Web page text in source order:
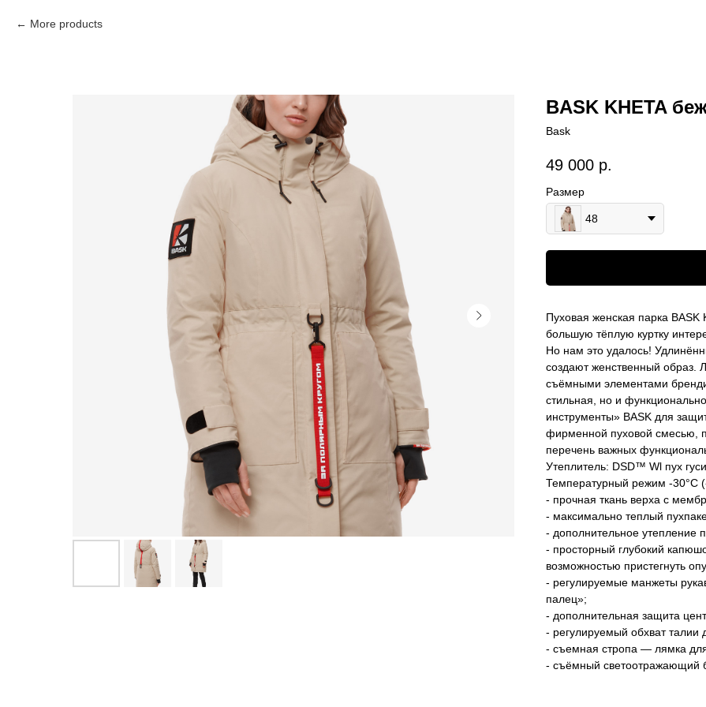
More products
BASK KHETA
Bask
49 000 р.
Размер
48
Пуховая женская парка
большую тёплую куртку
Но нам это удалось!
создают женственный образ.
съёмными элементами
стильная, но и
инструменты» BASK для
фирменной пуховой смесью,
перечень важных
Утеплитель: DSD™ Wl пух
Температурный режим -30°C
- прочная ткань верха с
- максимально теплый
- дополнительное утепление
- просторный глубокий
возможностью пристегнуть
- регулируемые манжеты
палец»;
- дополнительная защита
- регулируемый обхват
- съемная стропа — лямка
- съёмный светоотражающий